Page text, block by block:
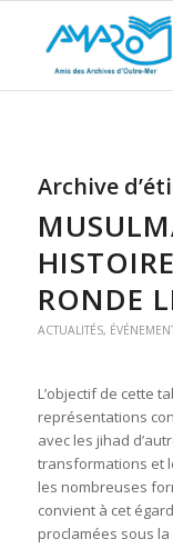
Archive
RONDE
ACTUALITÉS,
L’objectif de cette
représentations
avec les jihad
transformations et
les nombreuses
convient à cet
proclamées sous